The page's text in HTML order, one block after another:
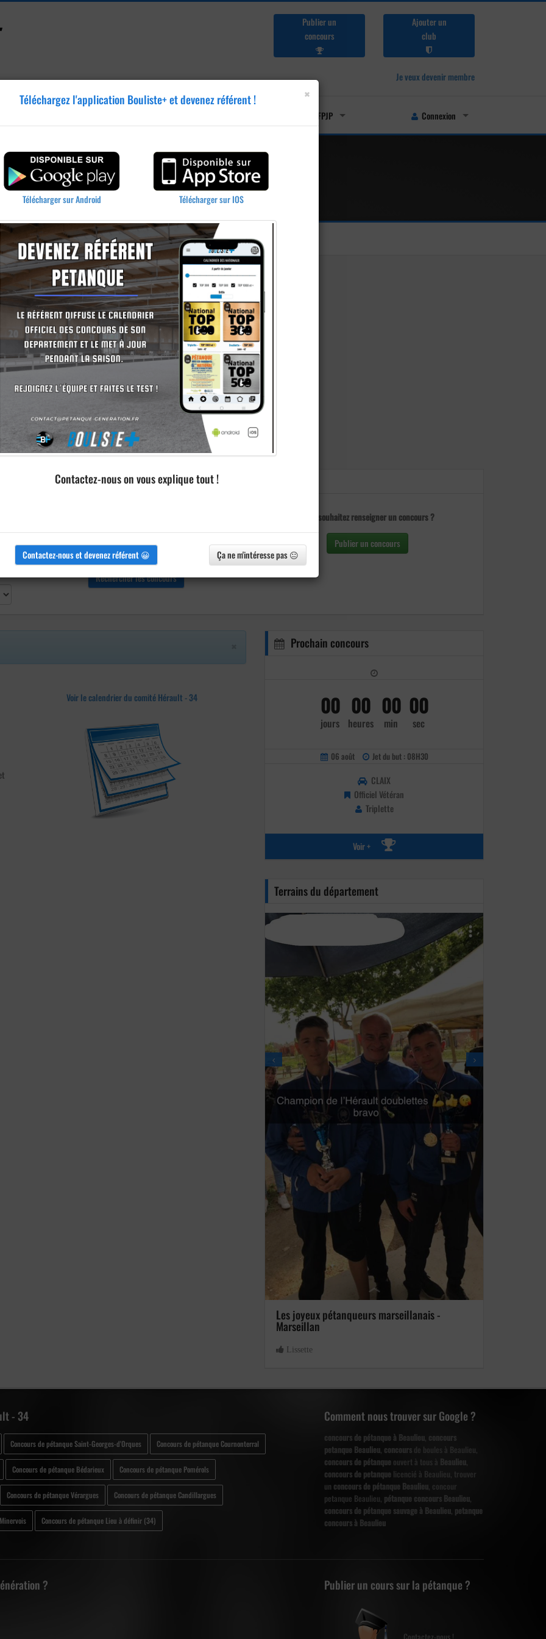
Publier un
concours
Ajouter un
club
Je veux devenir membre
Licenciés FFPJP Connexion
Vous souhaitez renseigner un concours ?
Publier un concours
Voir le calendrier du comité Hérault - 34
Prochain concours
00
jours
00
heures
00
min
00
sec
06 août Jet du but : 08H30
CLAIX
Officiel Vétéran
Triplette
Voir +
Terrains du département
Les joyeux pétanqueurs marseillanais -
Marseillan
Lissette
×
Téléchargez l'application Bouliste+ et devenez référent !
Télécharger sur Android Télécharger sur IOS
Contactez-nous on vous explique tout !
Contactez-nous et devenez référent 😀 Ça ne m'intéresse pas 😐
- 34
Concours de pétanque Saint-Georges-d'Orques Concours de pétanque Cournonterral
Concours de pétanque Bédarieux Concours de pétanque Pomérols
Concours de pétanque Vérargues Concours de pétanque Candillargues
Concours de pétanque Lieu à définir (34)
Comment nous trouver sur Google ?
concours de pétanque à Beaulieu, concours
petanque Beaulieu, concoursde boules à Beaulieu,
concours de pétanque ouvert à tous à Beaulieu,
concours de petanque licencié à Beaulieu, trouver
un concours de pétanque Beaulieu, concour
petanque Beaulieu, pétanque concours Beaulieu,
concours de pétanque sauvage à Beaulieu, petanque
concours à Beaulieu
? Publier un cours sur la pétanque ?
Contactez-nous !